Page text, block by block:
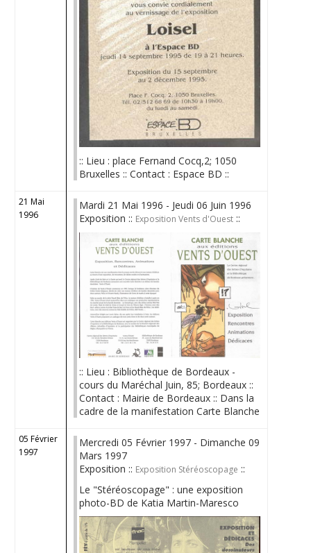
:: Lieu : place Fernand Cocq,2; 1050
Bruxelles :: Contact : Espace BD ::
21 Mai
1996
Mardi 21 Mai 1996 - Jeudi 06 Juin 1996
Exposition :: Exposition Vents d'Ouest ::
:: Lieu : Bibliothèque de Bordeaux -
cours du Maréchal Juin, 85; Bordeaux ::
Contact : Mairie de Bordeaux :: Dans la
cadre de la manifestation Carte Blanche
05 Février
1997
Mercredi 05 Février 1997 - Dimanche 09
Mars 1997
Exposition :: Exposition Stéréoscopage ::
Le "Stéréoscopage" : une exposition
photo-BD de Katia Martin-Maresco